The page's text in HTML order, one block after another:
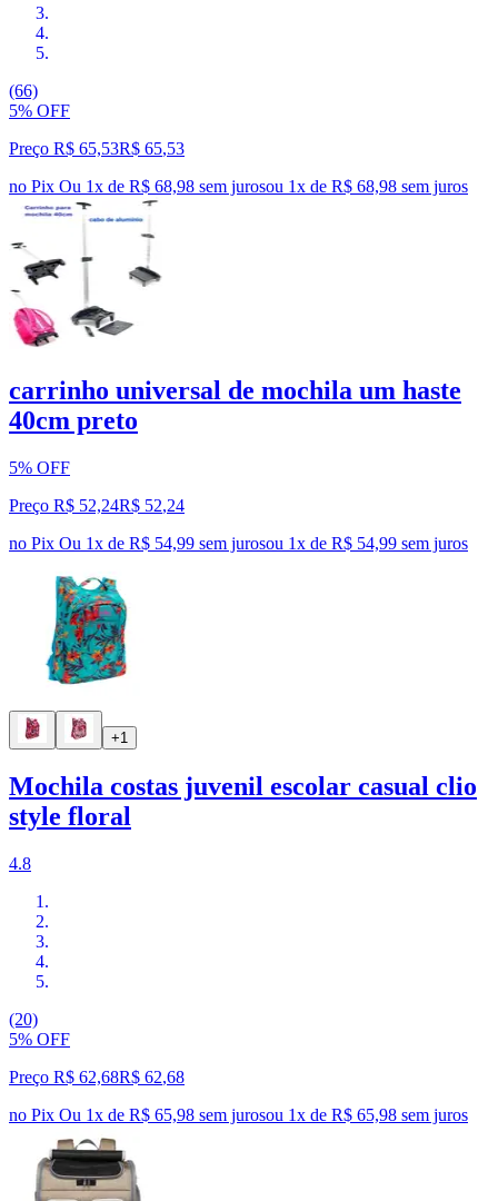
(66)
5% OFF
Preço R$ 65,53R$ 65,53
no Pix Ou 1x de R$ 68,98 sem jurosou 1x de R$ 68,98 sem juros
carrinho universal de mochila um haste
40cm preto
5% OFF
Preço R$ 52,24R$ 52,24
no Pix Ou 1x de R$ 54,99 sem jurosou 1x de R$ 54,99 sem juros
+1
Mochila costas juvenil escolar casual clio
style floral
4.8
(20)
5% OFF
Preço R$ 62,68R$ 62,68
no Pix Ou 1x de R$ 65,98 sem jurosou 1x de R$ 65,98 sem juros